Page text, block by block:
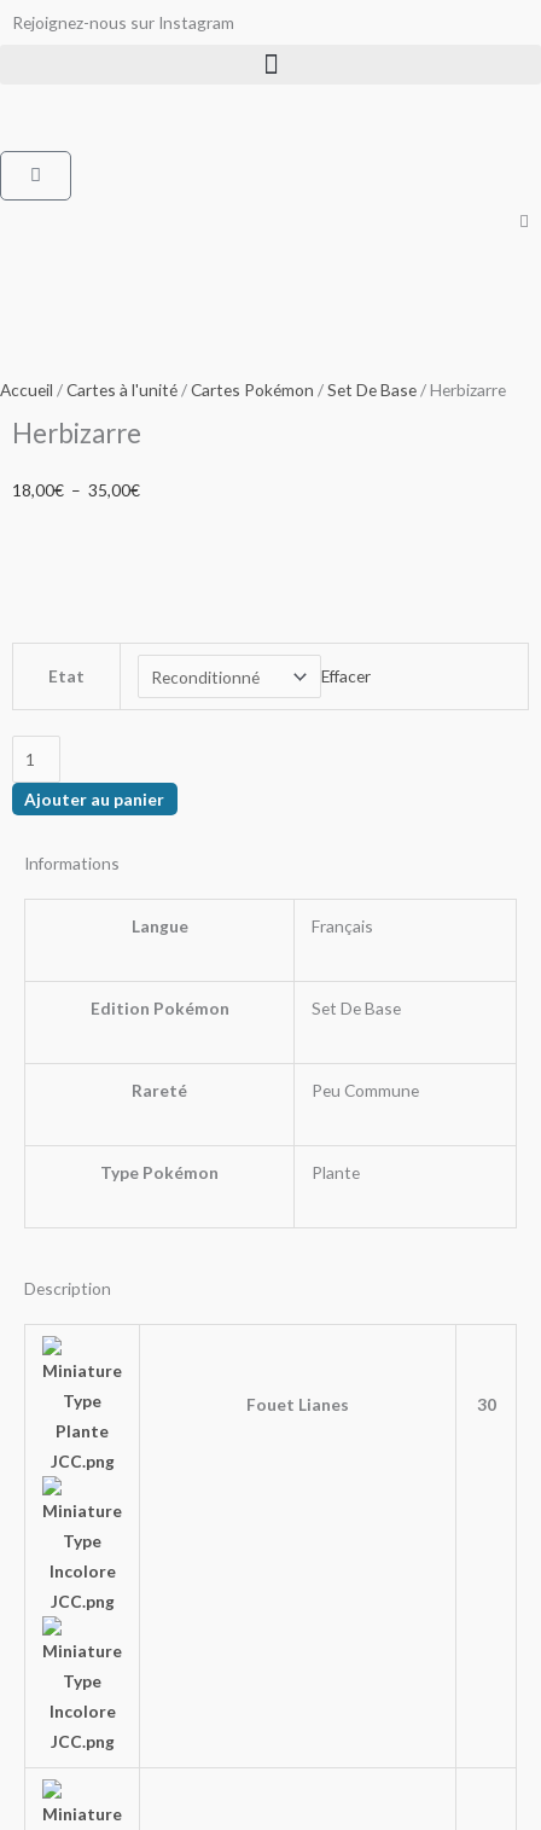
AllerRejoignez-nous sur Instagram
Panier
Accueil /Cartes à l'unité/Cartes Pokémon /Set De Base/ Herbizarre
Herbizarre
18,00€ – 35,00€Plage
35,00€
Etat
Effacer
Herbizarre
Ajouter au panier
Informations
Langue Français
Edition Pokémon Set De Base
Rareté Peu Commune
Type Pokémon Plante
Description
Fouet Lianes 30